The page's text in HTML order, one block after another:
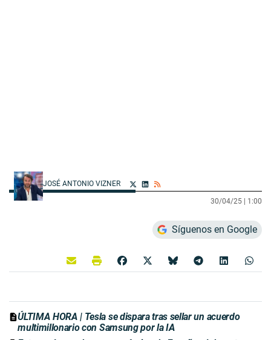
JOSÉ ANTONIO VIZNER
30/04/25 | 1:00
Síguenos en Google
ÚLTIMA HORA | Tesla se dispara tras sellar un acuerdo
multimillonario con Samsung por la IA